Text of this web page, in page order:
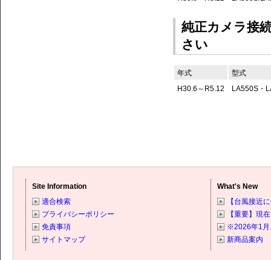
純正カメラ接
さい
年式
型式
H30.6～R5.12
LA550S・
Site Information
適合検索
プライバシーポリシー
免責事項
サイトマップ
What's New
【台風接近
【重要】現
※2026年1月
新商品案内